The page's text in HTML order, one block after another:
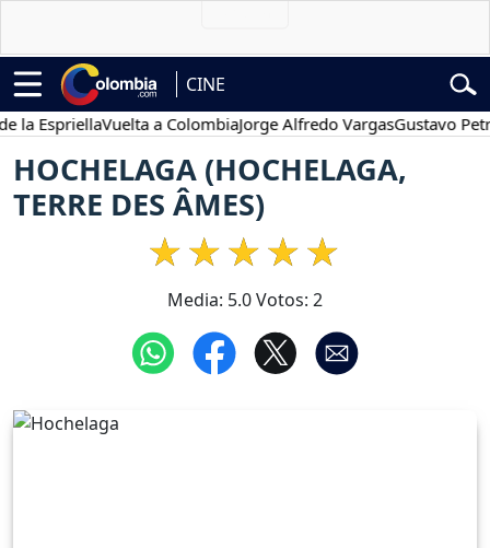
CINE
Vuelta a ColombiaJorge Alfredo VargasGustavo Petro
HOCHELAGA (HOCHELAGA,
TERRE DES ÂMES)
Media: 5.0Votos: 2